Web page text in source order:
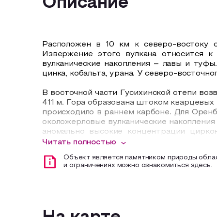
Описание
Расположен в 10 км к северо-востоку
Извержение этого вулкана относится
вулканические накопления – лавы и
цинка, кобальта, урана. У северо-
В восточной части Гусихинской степи
411 м. Гора образована штоком
происходило в раннем карбоне. Для
околожерловые вулканические
аномально высокие концентрации
флюорит.
Склоны горы и окружающая ее равнина
наблюдаются обильные выходы
На левобережье речки Нижней Гусихи в
Читать полностью
Объект является памятником природы
и ограничениях можно ознакомиться здесь.